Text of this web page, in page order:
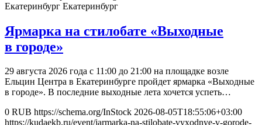
Екатеринбург Екатеринбург
Ярмарка на стилобате «Выходные
в городе»
29 августа 2026 года с 11:00 до 21:00 на площадке возле
Ельцин Центра в Екатеринбурге пройдет ярмарка «Выходные
в городе». В последние выходные лета хочется успеть…
0 RUB https://schema.org/InStock 2026-08-05T18:55:06+03:00
https://kudaekb.ru/event/jarmarka-na-stilobate-vyxodnye-v-gorode-